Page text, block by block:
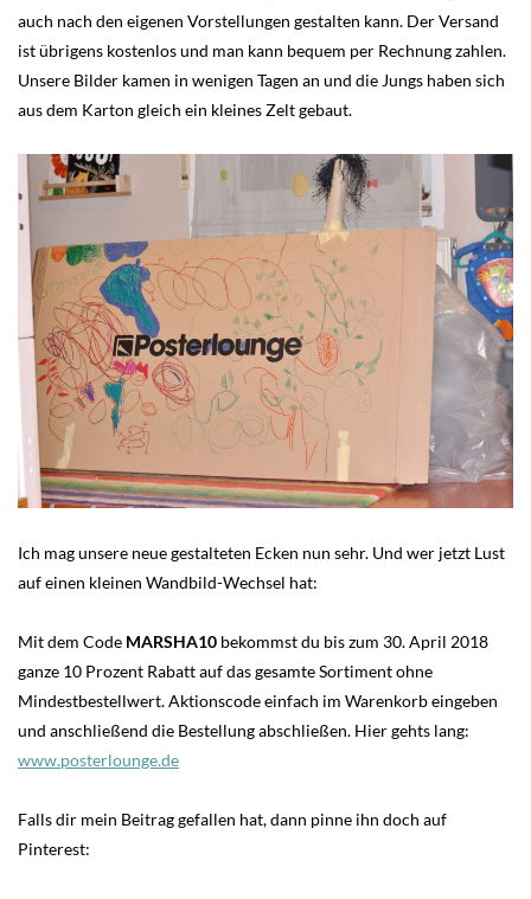
auch nach den eigenen Vorstellungen gestalten kann. Der Versand
ist übrigens kostenlos und man kann bequem per Rechnung zahlen.
Unsere Bilder kamen in wenigen Tagen an und die Jungs haben sich
aus dem Karton gleich ein kleines Zelt gebaut.
Ich mag unsere neue gestalteten Ecken nun sehr. Und wer jetzt Lust
auf einen kleinen Wandbild-Wechsel hat:
Mit dem Code MARSHA10 bekommst du bis zum 30. April 2018
ganze 10 Prozent Rabatt auf das gesamte Sortiment ohne
Mindestbestellwert. Aktionscode einfach im Warenkorb eingeben
und anschließend die Bestellung abschließen. Hier gehts lang:
www.posterlounge.de
Falls dir mein Beitrag gefallen hat, dann pinne ihn doch auf
Pinterest: